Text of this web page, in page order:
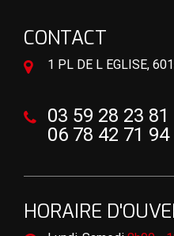
CONTACT
1 PL DE L EGLISE,
03 59 28 23 81
06 78 42 71 94
HORAIRE